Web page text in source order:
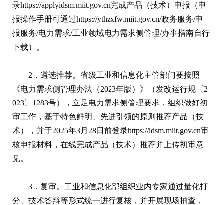
录https://applyidsm.miit.gov.cn完成产品（技术）申报（申
报操作手册可通过https://ythzxfw.miit.gov.cn/政务服务/申
报服务/电力需求/工业领域电力需求侧管理/办事指南自行
下载）。
2．遴选推荐。省级工业和信息化主管部门要按照
《电力需求侧管理办法（2023年版）》（发改运行规〔2
023〕1283号），立足电力需求侧管理要求，组织做好初
审工作，基于特色鲜明、先进引领的原则推荐产品（技
术），并于2025年3月28日前登录https://idsm.miit.gov.cn审
核申报材料，在线完成产品（技术）推荐并上传初审意
见。
3．复审。工业和信息化部组织业内专家通过量化打
分、技术答辩等形式统一进行复核，并开展现场抽查，